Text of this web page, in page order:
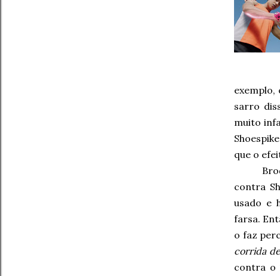
sarro
muito
que o
contra
usado e
farsa.
o faz
corrida
contra o